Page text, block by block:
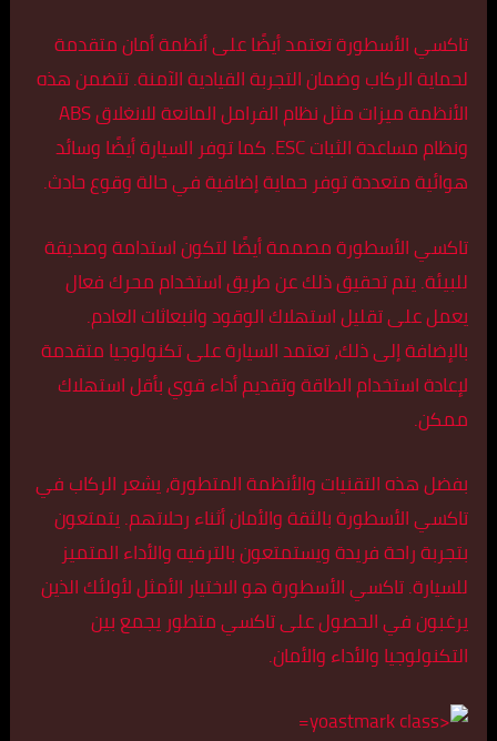
تاكسي الأسطورة تعتمد أيضًا على أنظمة أمان متقدمة
لحماية الركاب وضمان التجربة القيادية الآمنة. تتضمن هذه
الأنظمة ميزات مثل نظام الفرامل المانعة للانغلاق ABS
ونظام مساعدة الثبات ESC. كما توفر السيارة أيضًا وسائد
هوائية متعددة توفر حماية إضافية في حالة وقوع حادث.
تاكسي الأسطورة مصممة أيضًا لتكون استدامة وصديقة
للبيئة. يتم تحقيق ذلك عن طريق استخدام محرك فعال
يعمل على تقليل استهلاك الوقود وانبعاثات العادم.
بالإضافة إلى ذلك، تعتمد السيارة على تكنولوجيا متقدمة
لإعادة استخدام الطاقة وتقديم أداء قوي بأقل استهلاك
ممكن.
بفضل هذه التقنيات والأنظمة المتطورة، يشعر الركاب في
تاكسي الأسطورة بالثقة والأمان أثناء رحلاتهم. يتمتعون
بتجربة راحة فريدة ويستمتعون بالترفيه والأداء المتميز
للسيارة. تاكسي الأسطورة هو الاختيار الأمثل لأولئك الذين
يرغبون في الحصول على تاكسي متطور يجمع بين
التكنولوجيا والأداء والأمان.